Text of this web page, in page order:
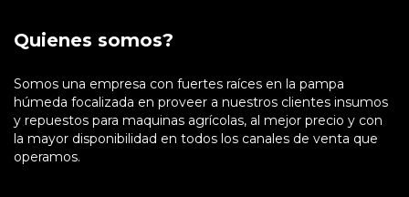
Quienes somos?
Somos una empresa con fuertes raíces en la pampa
húmeda focalizada en proveer a nuestros clientes insumos
y repuestos para maquinas agrícolas, al mejor precio y con
la mayor disponibilidad en todos los canales de venta que
operamos.